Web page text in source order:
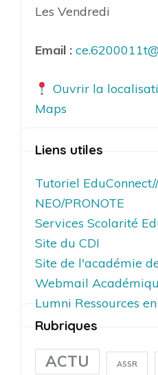
Les Vendredi
Email :
Ouvrir la
Maps
Liens utiles
Tutoriel
NEO/PRONOTE
Services Scolarité
Site du CDI
Site de l'académie
Webmail
Lumni Ressources
Rubriques
ACTU ASSR